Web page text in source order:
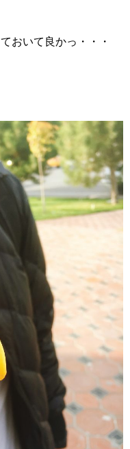
おいて良かっ・・・